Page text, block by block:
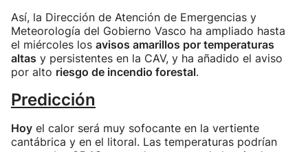
Así, la Dirección de Atención de Emergencias y
Meteorología del Gobierno Vasco ha ampliado hasta
el miércoles los avisos amarillos por temperaturas
altas y persistentes en la CAV, y ha añadido el aviso
por alto riesgo de incendio forestal.
Predicción
Hoy el calor será muy sofocante en la vertiente
cantábrica y en el litoral. Las temperaturas podrían